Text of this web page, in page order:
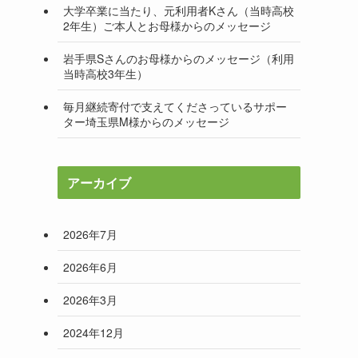
大学卒業に当たり、元利用者Kさん（当時高校
2年生）ご本人とお母様からのメッセージ
岩手県Sさんのお母様からのメッセージ（利用
当時高校3年生）
毎月継続寄付で支えてくださっているサポー
ター埼玉県M様からのメッセージ
アーカイブ
2026年7月
2026年6月
2026年3月
2024年12月